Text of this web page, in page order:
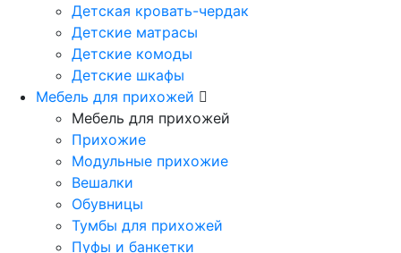
Детская кровать-чердак
Детские матрасы
Детские комоды
Детские шкафы
Мебель для прихожей
Мебель для прихожей
Прихожие
Модульные прихожие
Вешалки
Обувницы
Тумбы для прихожей
Пуфы и банкетки